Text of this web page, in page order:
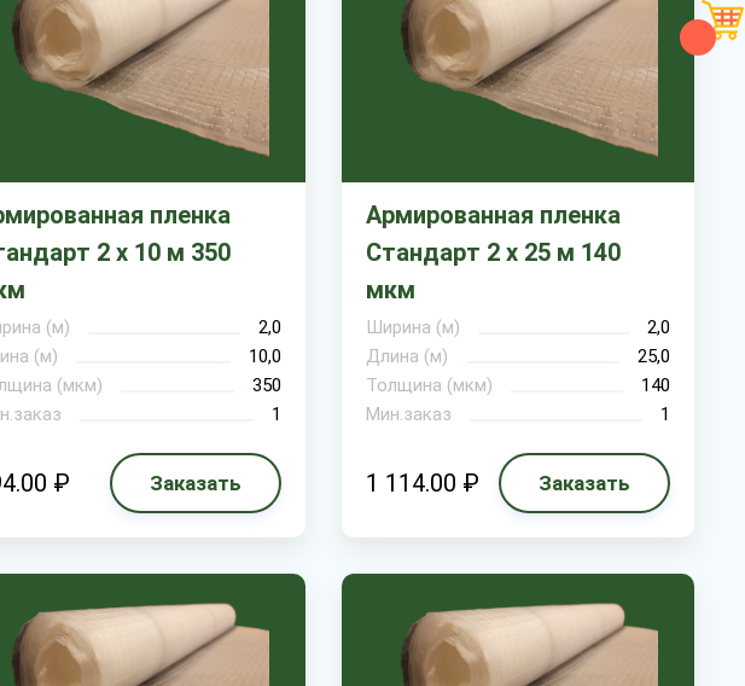
пленка
2 х 10 м 350
(м)
2,0
(м)
10,0
(мкм)
350
1
₽ Заказать
Армированная пленка
Стандарт 2 х 25 м 140
мкм
Ширина (м)
2,0
Длина (м)
25,0
Толщина (мкм)
140
Мин.заказ
1
1 114.00 ₽ Заказать